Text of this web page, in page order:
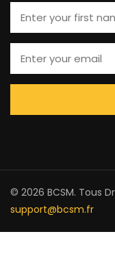
© 2026 BCSM. Tous
support@bcsm.fr